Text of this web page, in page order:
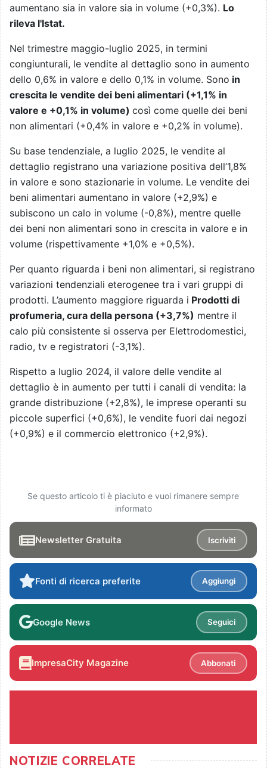
aumentano sia in valore sia in volume (+0,3%). Lo
rileva l'Istat.
Nel trimestre maggio-luglio 2025, in termini
congiunturali, le vendite al dettaglio sono in aumento
dello 0,6% in valore e dello 0,1% in volume. Sono in
crescita le vendite dei beni alimentari (+1,1% in
valore e +0,1% in volume) così come quelle dei beni
non alimentari (+0,4% in valore e +0,2% in volume).
Su base tendenziale, a luglio 2025, le vendite al
dettaglio registrano una variazione positiva dell’1,8%
in valore e sono stazionarie in volume. Le vendite dei
beni alimentari aumentano in valore (+2,9%) e
subiscono un calo in volume (-0,8%), mentre quelle
dei beni non alimentari sono in crescita in valore e in
volume (rispettivamente +1,0% e +0,5%).
Per quanto riguarda i beni non alimentari, si registrano
variazioni tendenziali eterogenee tra i vari gruppi di
prodotti. L’aumento maggiore riguarda i Prodotti di
profumeria, cura della persona (+3,7%) mentre il
calo più consistente si osserva per Elettrodomestici,
radio, tv e registratori (-3,1%).
Rispetto a luglio 2024, il valore delle vendite al
dettaglio è in aumento per tutti i canali di vendita: la
grande distribuzione (+2,8%), le imprese operanti su
piccole superfici (+0,6%), le vendite fuori dai negozi
(+0,9%) e il commercio elettronico (+2,9%).
Se questo articolo ti è piaciuto e vuoi rimanere sempre
informato
Newsletter Gratuita Iscriviti
Fonti di ricerca preferite Aggiungi
Google News Seguici
ImpresaCity Magazine Abbonati
NOTIZIE CORRELATE